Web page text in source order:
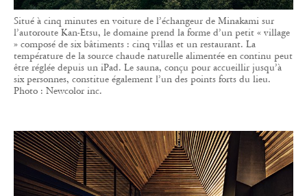
Situé à cinq minutes en voiture de l’échangeur de Minakami sur
l’autoroute Kan-Etsu, le domaine prend la forme d’un petit « village
» composé de six bâtiments : cinq villas et un restaurant. La
température de la source chaude naturelle alimentée en continu peut
être réglée depuis un iPad. Le sauna, conçu pour accueillir jusqu’à
six personnes, constitue également l’un des points forts du lieu.
Photo : Newcolor inc.